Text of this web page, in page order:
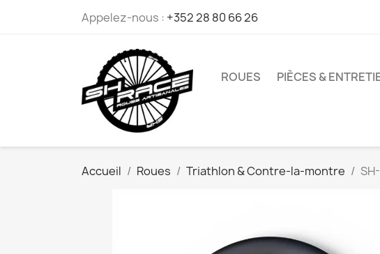
Appelez-nous : +352 28 80 66 26
ROUES PIÈCES &
Accueil Roues Triathlon & Contre-la-montre